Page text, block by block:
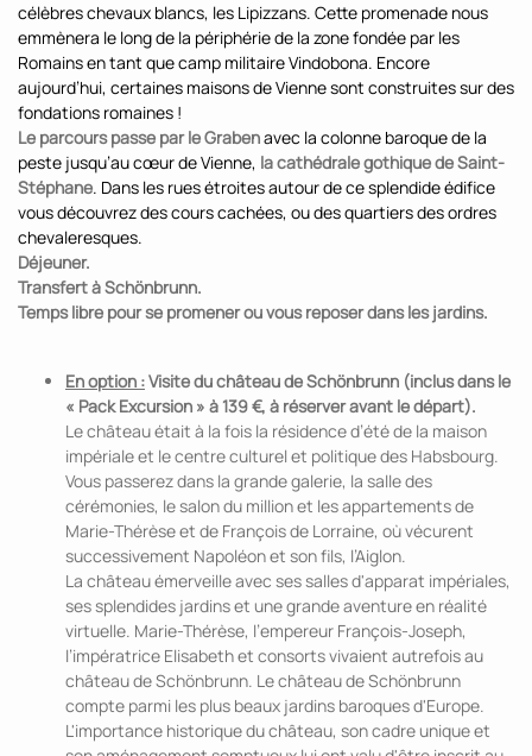
célèbres chevaux blancs, les Lipizzans. Cette promenade nous
emmènera le long de la périphérie de la zone fondée par les
Romains en tant que camp militaire Vindobona. Encore
aujourd’hui, certaines maisons de Vienne sont construites sur des
fondations romaines !
Le parcours passe par le Grabenavec la colonne baroque de la
peste jusqu’au cœur de Vienne, la cathédrale gothique de Saint-
Stéphane. Dans les rues étroites autour de ce splendide édifice
vous découvrez des cours cachées, ou des quartiers des ordres
chevaleresques.
Déjeuner.
Transfert à Schönbrunn.
Temps libre pour se promener ou vous reposer dans les jardins.
En option :Visite du château de Schönbrunn (inclus dans le
« Pack Excursion » à 139 €, à réserver avant le départ).
Le château était à la fois la résidence d’été de la maison
impériale et le centre culturel et politique des Habsbourg.
Vous passerez dans la grande galerie, la salle des
cérémonies, le salon du million et les appartements de
Marie-Thérèse et de François de Lorraine, où vécurent
successivement Napoléon et son fils, l’Aiglon.
La château émerveille avec ses salles d'apparat impériales,
ses splendides jardins et une grande aventure en réalité
virtuelle. Marie-Thérèse, l’empereur François-Joseph,
l’impératrice Elisabeth et consorts vivaient autrefois au
château de Schönbrunn. Le château de Schönbrunn
compte parmi les plus beaux jardins baroques d'Europe.
L'importance historique du château, son cadre unique et